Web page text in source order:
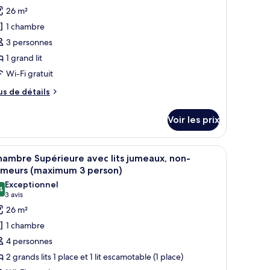
:
26 m²
1 chambre
3 personnes
1 grand lit
Wi-Fi gratuit
de détails
Voir les prix
un bureau, une télévision et une petite table.
:
Une chambre d’hôtel avec un grand lit,
8
Supérieure avec lits jumeaux, non-
(maximum 3 person)
sur 10
Exceptionnel
3 avis
(3 avis)
26 m²
1 chambre
4 personnes
2 grands lits 1 place et 1 lit escamotable (1 place)